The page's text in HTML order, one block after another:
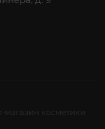
магазин косметики